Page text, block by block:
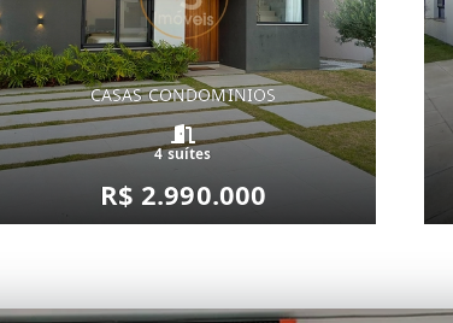
CASAS CONDOMINIOS
4 suítes
R$ 2.990.000